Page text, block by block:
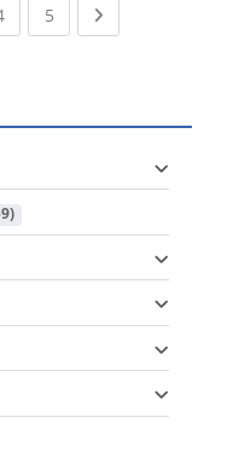
(current)
5(current)